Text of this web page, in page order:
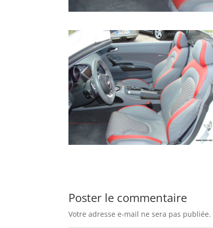
Poster le commentaire
Votre adresse e-mail ne sera pas publiée.